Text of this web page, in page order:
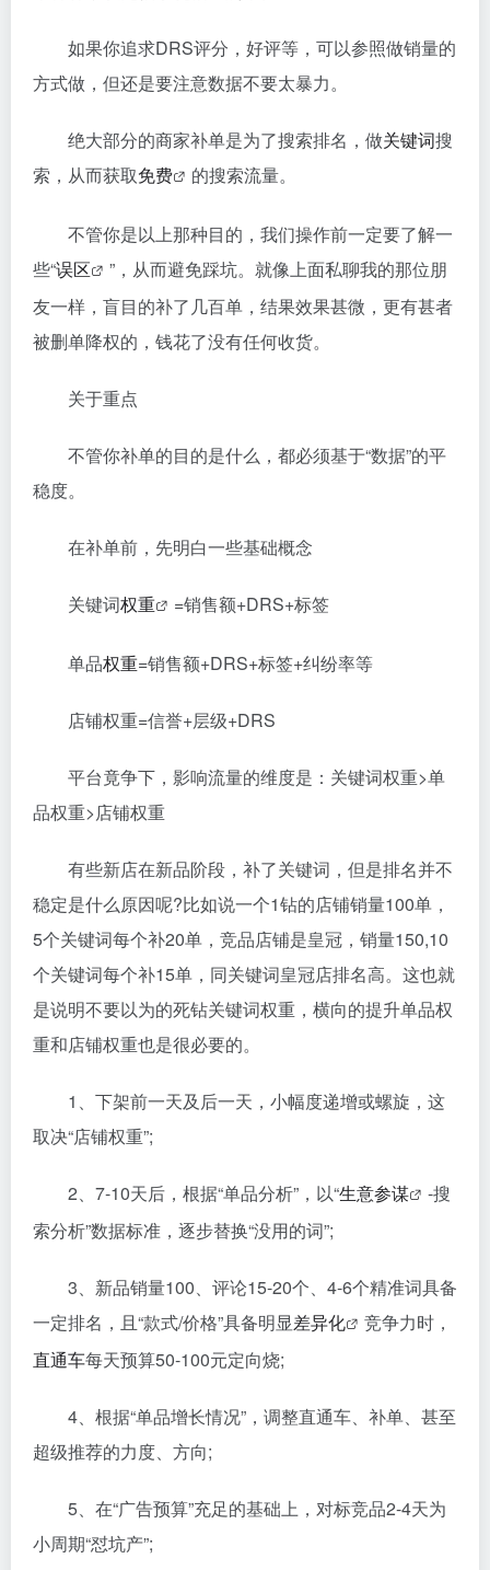
如果你追求DRS评分，好评等，可以参照做销量的
方式做，但还是要注意数据不要太暴力。
绝大部分的商家补单是为了搜索排名，做关键词搜
索，从而获取免费 的搜索流量。
不管你是以上那种目的，我们操作前一定要了解一
些“误区
”，从而避免踩坑。就像上面私聊我的那位朋
友一样，盲目的补了几百单，结果效果甚微，更有甚者
被删单降权的，钱花了没有任何收货。
关于重点
不管你补单的目的是什么，都必须基于“数据”的平
稳度。
在补单前，先明白一些基础概念
关键词权重 =销售额+DRS+标签
单品权重=销售额+DRS+标签+纠纷率等
店铺权重=信誉+层级+DRS
平台竟争下，影响流量的维度是：关键词权重>单
品权重>店铺权重
有些新店在新品阶段，补了关键词，但是排名并不
稳定是什么原因呢?比如说一个1钻的店铺销量100单，
5个关键词每个补20单，竞品店铺是皇冠，销量150,10
个关键词每个补15单，同关键词皇冠店排名高。这也就
是说明不要以为的死钻关键词权重，横向的提升单品权
重和店铺权重也是很必要的。
1、下架前一天及后一天，小幅度递增或螺旋，这
取决“店铺权重”;
2、7-10天后，根据“单品分析”，以“生意参谋
-搜
索分析”数据标准，逐步替换“没用的词”;
3、新品销量100、评论15-20个、4-6个精准词具备
一定排名，且“款式/价格”具备明显差异化
竞争力时，
直通车每天预算50-100元定向烧;
4、根据“单品增长情况”，调整直通车、补单、甚至
超级推荐的力度、方向;
5、在“广告预算”充足的基础上，对标竞品2-4天为
小周期“怼坑产”;